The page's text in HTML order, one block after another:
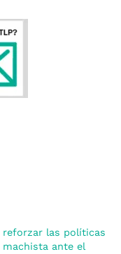
reforzar las políticas
ante el